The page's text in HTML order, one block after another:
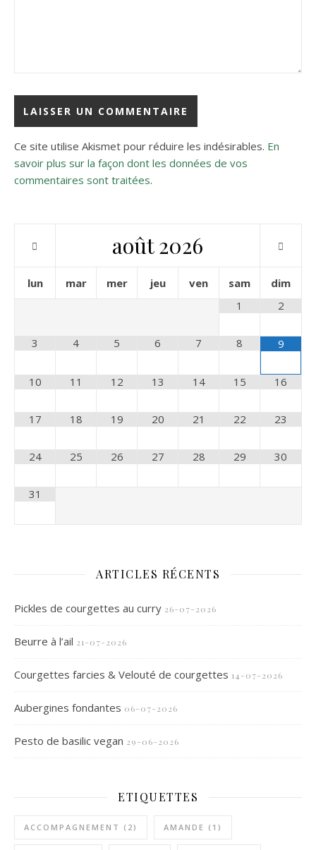
Ce site utilise Akismet pour réduire les indésirables. En
savoir plus sur la façon dont les données de vos
commentaires sont traitées.
août 2026
lun mar mer jeu ven sam
dim
1
2
3 4 5 6 7 8 9
10 11 12 13 14 15 16
17 18 19 20 21 22 23
24 25 26 27 28 29 30
31
ARTICLES RÉCENTS
Pickles de courgettes au curry 26-07-2026
Beurre à l’ail 21-07-2026
Courgettes farcies & Velouté de courgettes 14-07-2026
Aubergines fondantes 06-07-2026
Pesto de basilic vegan 29-06-2026
ETIQUETTES
ACCOMPAGNEMENT (2) AMANDE (1)